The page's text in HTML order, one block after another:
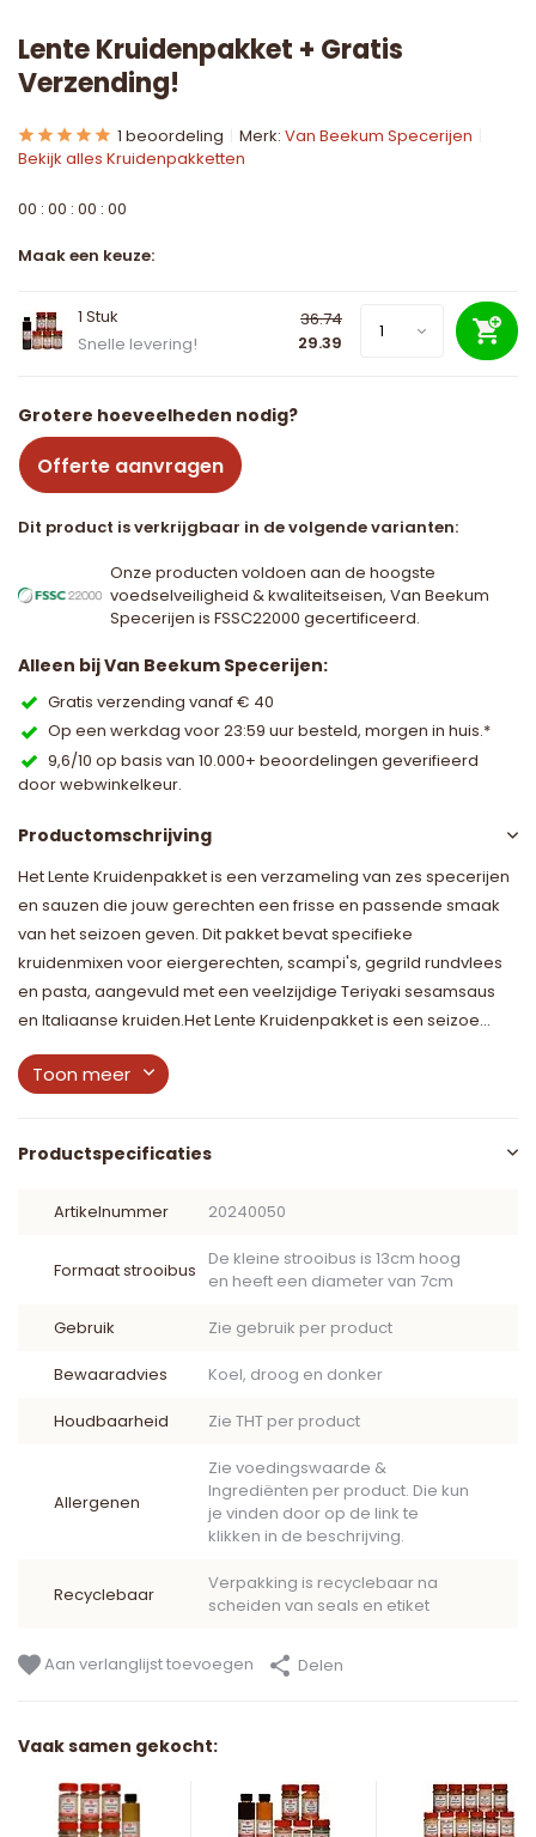
Lente Kruidenpakket + Gratis
Verzending!
1 beoordeling Merk: Van Beekum Specerijen
Bekijk alles Kruidenpakketten
00 : 00 : 00 : 00
Maak een keuze:
1 Stuk
Snelle levering!
36.74
29.39
Grotere hoeveelheden nodig?
Offerte aanvragen
Dit product is verkrijgbaar in de volgende varianten:
Onze producten voldoen aan de hoogste
voedselveiligheid & kwaliteitseisen, Van Beekum
Specerijen is FSSC22000 gecertificeerd.
Alleen bij Van Beekum Specerijen:
Gratis verzending vanaf € 40
Op een werkdag voor 23:59 uur besteld, morgen in huis.*
9,6/10 op basis van 10.000+ beoordelingen geverifieerd
door webwinkelkeur.
Productomschrijving
Het Lente Kruidenpakket is een verzameling van zes specerijen
en sauzen die jouw gerechten een frisse en passende smaak
van het seizoen geven. Dit pakket bevat specifieke
kruidenmixen voor eiergerechten, scampi's, gegrild rundvlees
en pasta, aangevuld met een veelzijdige Teriyaki sesamsaus
en Italiaanse kruiden.Het Lente Kruidenpakket is een seizoe...
Toon meer
Productspecificaties
Artikelnummer 20240050
Formaat strooibus
De kleine strooibus is 13cm hoog
en heeft een diameter van 7cm
Gebruik Zie gebruik per product
Bewaaradvies Koel, droog en donker
Houdbaarheid Zie THT per product
Allergenen
Zie voedingswaarde &
Ingrediënten per product. Die kun
je vinden door op de link te
klikken in de beschrijving.
Recyclebaar
Verpakking is recyclebaar na
scheiden van seals en etiket
Aan verlanglijst toevoegen Delen
Vaak samen gekocht: